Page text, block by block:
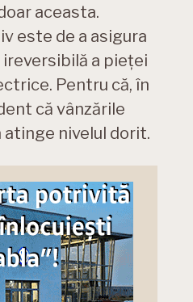
aceasta.
este de a asigura
ireversibilă a pieței
Pentru că, în
că vânzările
nivelul dorit.